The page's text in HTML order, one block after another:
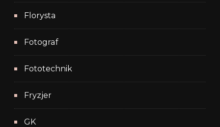
Florysta
Fotograf
Fototechnik
Fryzjer
GK